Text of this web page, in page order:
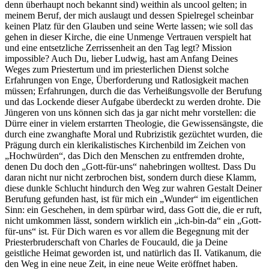
denn überhaupt noch bekannt sind) weithin als uncool gelten; in
meinem Beruf, der mich auslaugt und dessen Spielregel scheinbar
keinen Platz für den Glauben und seine Werte lassen; wie soll das
gehen in dieser Kirche, die eine Unmenge Vertrauen verspielt hat
und eine entsetzliche Zerrissenheit an den Tag legt? Mission
impossible? Auch Du, lieber Ludwig, hast am Anfang Deines
Weges zum Priestertum und im priesterlichen Dienst solche
Erfahrungen von Enge, Überforderung und Ratlosigkeit machen
müssen; Erfahrungen, durch die das Verheißungsvolle der Berufung
und das Lockende dieser Aufgabe überdeckt zu werden drohte. Die
Jüngeren von uns können sich das ja gar nicht mehr vorstellen: die
Dürre einer in vielem erstarrten Theologie, die Gewissensängste, die
durch eine zwanghafte Moral und Rubrizistik gezüchtet wurden, die
Prägung durch ein klerikalistisches Kirchenbild im Zeichen von
„Hochwürden“, das Dich den Menschen zu entfremden drohte,
denen Du doch den „Gott-für-uns“ nahebringen wolltest. Dass Du
daran nicht nur nicht zerbrochen bist, sondern durch diese Klamm,
diese dunkle Schlucht hindurch den Weg zur wahren Gestalt Deiner
Berufung gefunden hast, ist für mich ein „Wunder“ im eigentlichen
Sinn: ein Geschehen, in dem spürbar wird, dass Gott die, die er ruft,
nicht umkommen lässt, sondern wirklich ein „ich-bin-da“ ein „Gott-
für-uns“ ist. Für Dich waren es vor allem die Begegnung mit der
Priesterbruderschaft von Charles de Foucauld, die ja Deine
geistliche Heimat geworden ist, und natürlich das II. Vatikanum, die
den Weg in eine neue Zeit, in eine neue Weite eröffnet haben.